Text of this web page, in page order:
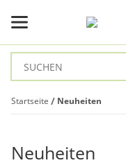
Startseite Neuheiten
Neuheiten